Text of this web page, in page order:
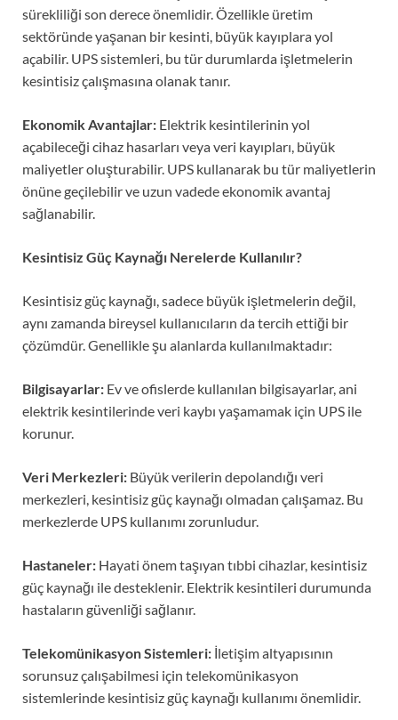
sürekliliği son derece önemlidir. Özellikle üretim
sektöründe yaşanan bir kesinti, büyük kayıplara yol
açabilir. UPS sistemleri, bu tür durumlarda işletmelerin
kesintisiz çalışmasına olanak tanır.
Ekonomik Avantajlar: Elektrik kesintilerinin yol
açabileceği cihaz hasarları veya veri kayıpları, büyük
maliyetler oluşturabilir. UPS kullanarak bu tür maliyetlerin
önüne geçilebilir ve uzun vadede ekonomik avantaj
sağlanabilir.
Kesintisiz Güç Kaynağı Nerelerde Kullanılır?
Kesintisiz güç kaynağı, sadece büyük işletmelerin değil,
aynı zamanda bireysel kullanıcıların da tercih ettiği bir
çözümdür. Genellikle şu alanlarda kullanılmaktadır:
Bilgisayarlar: Ev ve ofislerde kullanılan bilgisayarlar, ani
elektrik kesintilerinde veri kaybı yaşamamak için UPS ile
korunur.
Veri Merkezleri: Büyük verilerin depolandığı veri
merkezleri, kesintisiz güç kaynağı olmadan çalışamaz. Bu
merkezlerde UPS kullanımı zorunludur.
Hastaneler: Hayati önem taşıyan tıbbi cihazlar, kesintisiz
güç kaynağı ile desteklenir. Elektrik kesintileri durumunda
hastaların güvenliği sağlanır.
Telekomünikasyon Sistemleri: İletişim altyapısının
sorunsuz çalışabilmesi için telekomünikasyon
sistemlerinde kesintisiz güç kaynağı kullanımı önemlidir.